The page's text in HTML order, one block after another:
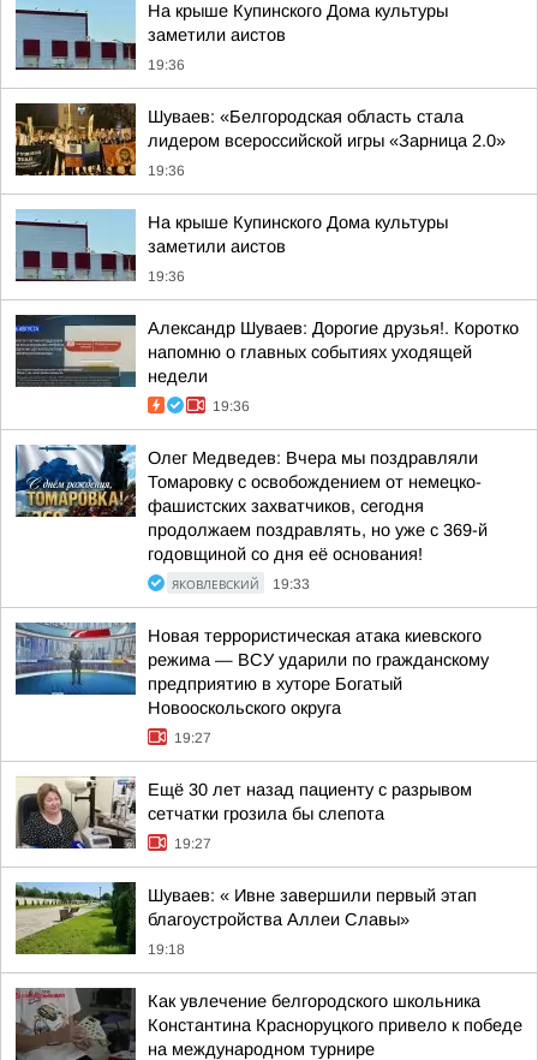
На крыше Купинского Дома культуры
заметили аистов
19:36
Шуваев: «Белгородская область стала
лидером всероссийской игры «Зарница 2.0»
19:36
На крыше Купинского Дома культуры
заметили аистов
19:36
Александр Шуваев: Дорогие друзья!. Коротко
напомню о главных событиях уходящей
недели
19:36
Олег Медведев: Вчера мы поздравляли
Томаровку с освобождением от немецко-
фашистских захватчиков, сегодня
продолжаем поздравлять, но уже с 369-й
годовщиной со дня её основания!
ЯКОВЛЕВСКИЙ 19:33
Новая террористическая атака киевского
режима — ВСУ ударили по гражданскому
предприятию в хуторе Богатый
Новооскольского округа
19:27
Ещё 30 лет назад пациенту с разрывом
сетчатки грозила бы слепота
19:27
Шуваев: « Ивне завершили первый этап
благоустройства Аллеи Славы»
19:18
Как увлечение белгородского школьника
Константина Красноруцкого привело к победе
на международном турнире